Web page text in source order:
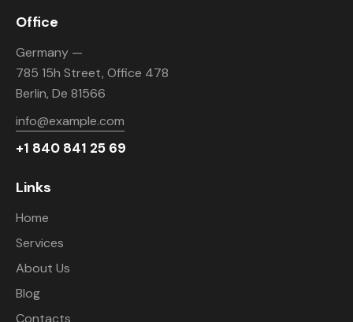
Office
Germany —
785 15h Street, Office 478
Berlin, De 81566
info@example.com
+1 840 841 25 69
Links
Home
Services
About Us
Blog
Contacts